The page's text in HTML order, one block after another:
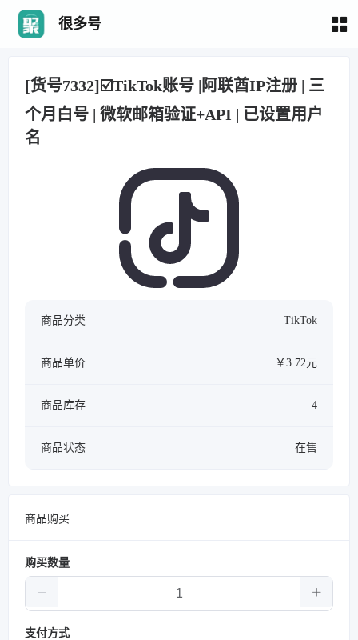
很多号
[货号7332]☑️TikTok账号 |阿联酋IP注册 | 三
个月白号 | 微软邮箱验证+API | 已设置用户
名
商品分类 TikTok
商品单价 ￥3.72元
商品库存 4
商品状态 在售
商品购买
购买数量
支付方式